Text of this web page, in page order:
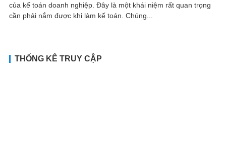
của kế toán doanh nghiệp. Đây là một khái niệm rất quan trọng
cần phải nắm được khi làm kế toán. Chúng...
THỐNG KÊ TRUY CẬP